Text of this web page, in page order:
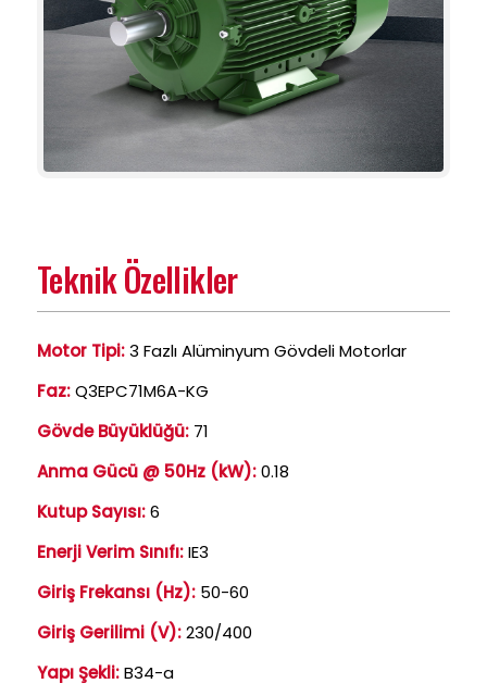
Teknik Özellikler
Motor Tipi:3 Fazlı Alüminyum Gövdeli Motorlar
Faz:Q3EPC71M6A-KG
Gövde Büyüklüğü: 71
Anma Gücü @ 50Hz (kW):0.18
Kutup Sayısı:6
Enerji Verim Sınıfı:IE3
Giriş Frekansı (Hz): 50-60
Giriş Gerilimi (V):230/400
Yapı Şekli:B34-a